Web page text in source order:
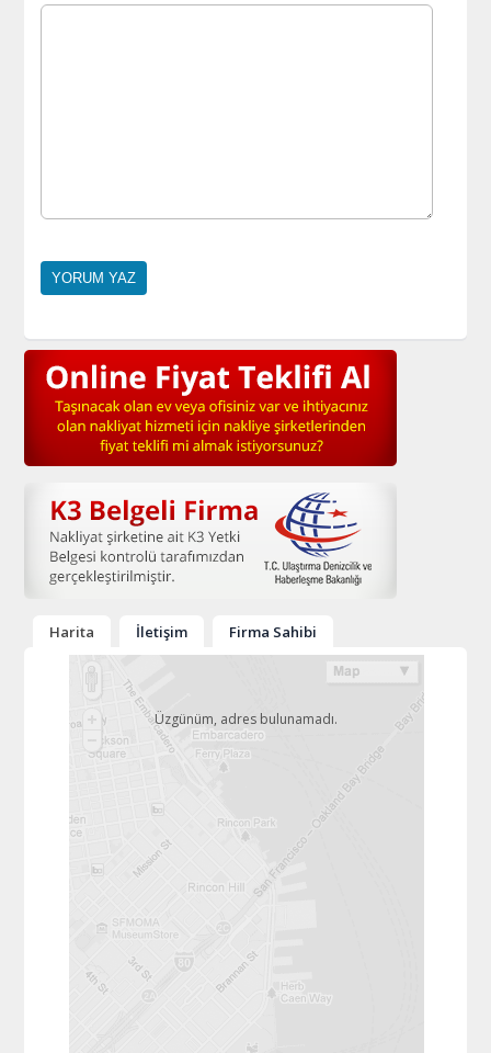
Harita İletişim Firma Sahibi
Üzgünüm, adres bulunamadı.